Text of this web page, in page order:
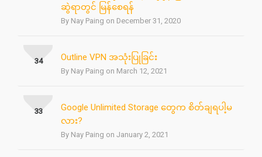
ဆွဲရာတွင် မြန်စေရန်
By Nay Paing on December 31, 2020
Outline VPN အသုံးပြုခြင်း
By Nay Paing on March 12, 2021
34
Google Unlimited Storage တွေက စိတ်ချရပါ့မ
လား?
By Nay Paing on January 2, 2021
33